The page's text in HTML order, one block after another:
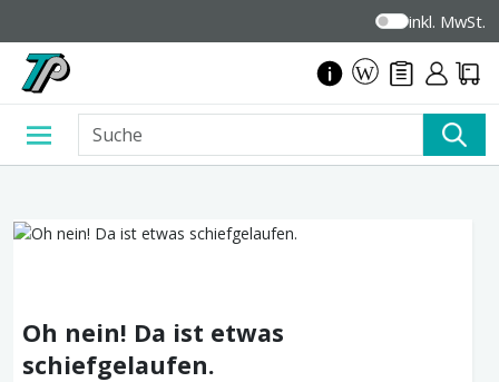
inkl. MwSt.
Oh nein! Da ist etwas
schiefgelaufen.